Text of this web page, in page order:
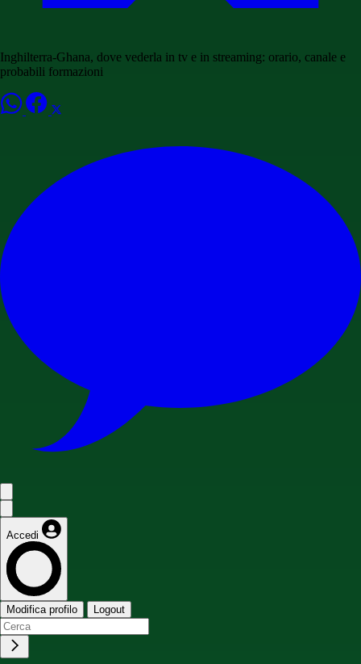
Inghilterra-Ghana, dove vederla in tv e in streaming: orario, canale e
probabili formazioni
Accedi
Modifica profilo Logout